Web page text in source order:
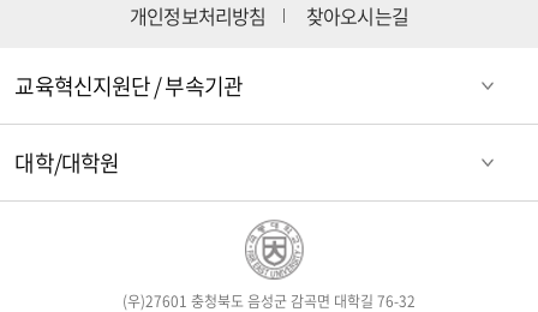
개인정보처리방침 찾아오시는길
교육혁신지원단 / 부속기관
대학/대학원
(우)27601 충청북도 음성군 감곡면 대학길 76-32